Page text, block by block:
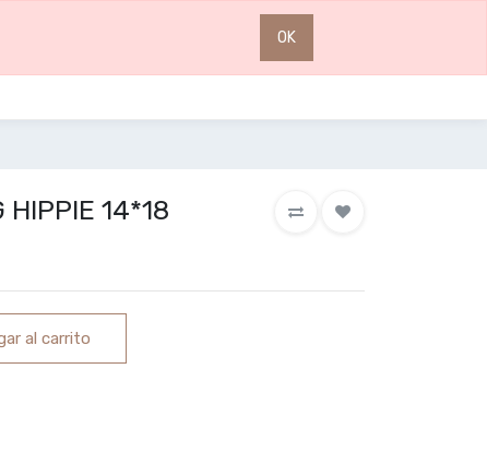
OK
0
HIPPIE 14*18
al carrito